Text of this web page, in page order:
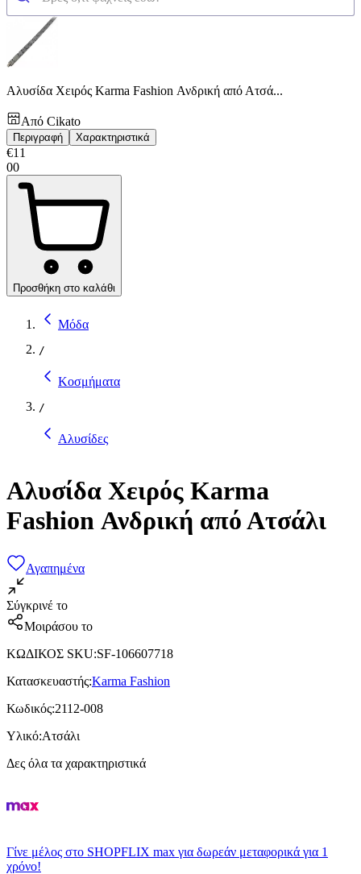
Αλυσίδα Χειρός Karma Fashion Ανδρική από Ατσά...
Από Cikato
Περιγραφή Χαρακτηριστικά
€11
00
Προσθήκη στο καλάθι
Μόδα
/
Κοσμήματα
/
Αλυσίδες
Αλυσίδα Χειρός Karma
Fashion Ανδρική από Ατσάλι
Αγαπημένα
Σύγκρινέ το
Μοιράσου το
ΚΩΔΙΚΟΣ SKU:SF-106607718
Κατασκευαστής:Karma Fashion
Κωδικός:2112-008
Υλικό:Ατσάλι
Δες όλα τα χαρακτηριστικά
Γίνε μέλος στο SHOPFLIX max για δωρεάν μεταφορικά για 1
χρόνο!